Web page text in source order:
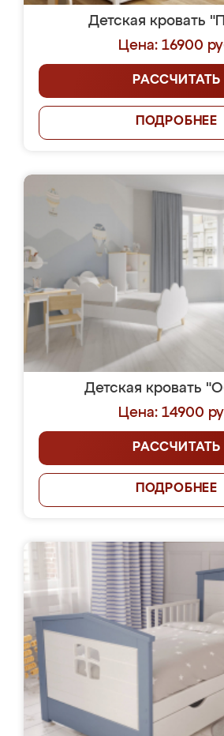
Детская кровать
Цена: 16900
РАССЧИТАТЬ
ПОДРОБНЕЕ
Детская кровать
Цена: 14900
РАССЧИТАТЬ
ПОДРОБНЕЕ